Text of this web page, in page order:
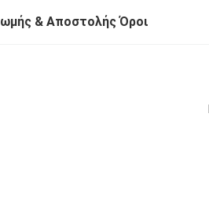
& Αποστολής Όροι